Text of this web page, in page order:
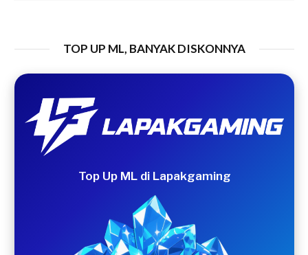
TOP UP ML, BANYAK DISKONNYA
Top Up ML di Lapakgaming